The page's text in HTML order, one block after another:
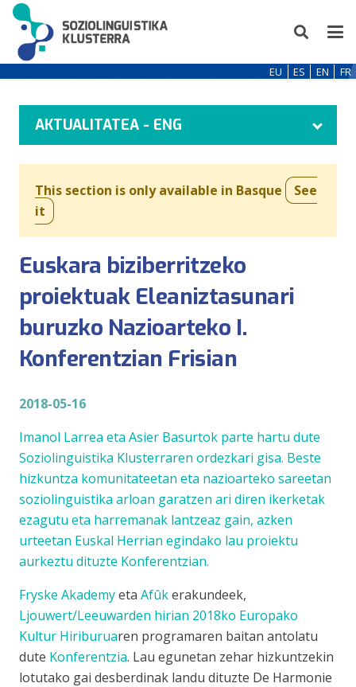
EU ES EN FR
AKTUALITATEA - ENG
This section is only available in Basque
See
it
Euskara biziberritzeko
proiektuak Eleaniztasunari
buruzko Nazioarteko I.
Konferentzian Frisian
2018-05-16
Imanol Larrea eta Asier Basurtok parte hartu dute
Soziolinguistika Klusterraren ordezkari gisa. Beste
hizkuntza komunitateetan eta nazioarteko sareetan
soziolinguistika arloan garatzen ari diren ikerketak
ezagutu eta harremanak lantzeaz gain, azken
urteetan Euskal Herrian egindako lau proiektu
aurkeztu dituzte Konferentzian.
Fryske Akademyeta Afûkerakundeek,
Ljouwert/Leeuwarden hirian 2018ko Europako
Kultur Hiriburuaren programaren baitan antolatu
dute Konferentzia. Lau egunetan zehar hizkuntzekin
lotutako gai desberdinak landu dituzte De Harmonie